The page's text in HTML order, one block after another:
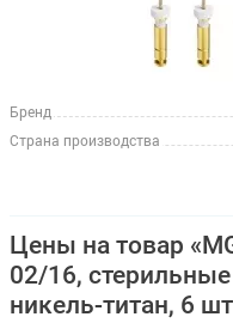
Бренд
Страна производства
Цены на товар
02/16,
никель-титан, 6